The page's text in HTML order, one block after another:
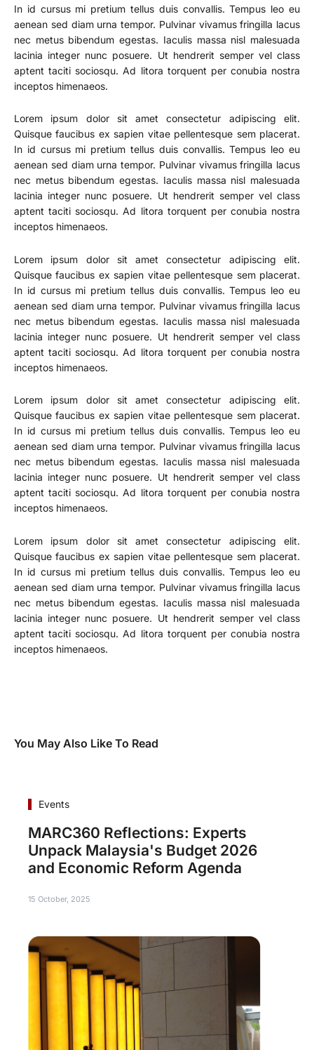
In id cursus mi pretium tellus duis convallis. Tempus leo eu
aenean sed diam urna tempor. Pulvinar vivamus fringilla lacus
nec metus bibendum egestas. Iaculis massa nisl malesuada
lacinia integer nunc posuere. Ut hendrerit semper vel class
aptent taciti sociosqu. Ad litora torquent per conubia nostra
inceptos himenaeos.
Lorem ipsum dolor sit amet consectetur adipiscing elit.
Quisque faucibus ex sapien vitae pellentesque sem placerat.
In id cursus mi pretium tellus duis convallis. Tempus leo eu
aenean sed diam urna tempor. Pulvinar vivamus fringilla lacus
nec metus bibendum egestas. Iaculis massa nisl malesuada
lacinia integer nunc posuere. Ut hendrerit semper vel class
aptent taciti sociosqu. Ad litora torquent per conubia nostra
inceptos himenaeos.
Lorem ipsum dolor sit amet consectetur adipiscing elit.
Quisque faucibus ex sapien vitae pellentesque sem placerat.
In id cursus mi pretium tellus duis convallis. Tempus leo eu
aenean sed diam urna tempor. Pulvinar vivamus fringilla lacus
nec metus bibendum egestas. Iaculis massa nisl malesuada
lacinia integer nunc posuere. Ut hendrerit semper vel class
aptent taciti sociosqu. Ad litora torquent per conubia nostra
inceptos himenaeos.
Lorem ipsum dolor sit amet consectetur adipiscing elit.
Quisque faucibus ex sapien vitae pellentesque sem placerat.
In id cursus mi pretium tellus duis convallis. Tempus leo eu
aenean sed diam urna tempor. Pulvinar vivamus fringilla lacus
nec metus bibendum egestas. Iaculis massa nisl malesuada
lacinia integer nunc posuere. Ut hendrerit semper vel class
aptent taciti sociosqu. Ad litora torquent per conubia nostra
inceptos himenaeos.
Lorem ipsum dolor sit amet consectetur adipiscing elit.
Quisque faucibus ex sapien vitae pellentesque sem placerat.
In id cursus mi pretium tellus duis convallis. Tempus leo eu
aenean sed diam urna tempor. Pulvinar vivamus fringilla lacus
nec metus bibendum egestas. Iaculis massa nisl malesuada
lacinia integer nunc posuere. Ut hendrerit semper vel class
aptent taciti sociosqu. Ad litora torquent per conubia nostra
inceptos himenaeos.
You May Also Like To Read
Events
MARC360 Reflections: Experts
Unpack Malaysia's Budget 2026
and Economic Reform Agenda
15 October, 2025